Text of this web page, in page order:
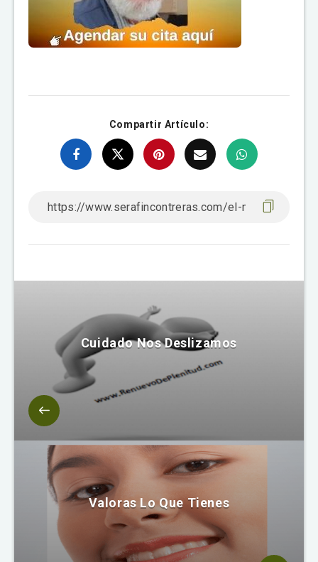
Compartir Artículo:
Cuidado Nos Deslizamos
Valoras Lo Que Tienes